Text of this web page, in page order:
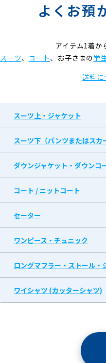
よくお預
アイテム1着か
スーツ、 コート 、お子さまの学
送料に
スーツ上・ジャケット
スーツ下（パンツまたはスカ
ダウンジャケット・ダウンコ
コート / ニットコート
セーター
ワンピース・チュニック
ロングマフラー・ストール・
ワイシャツ (カッターシャツ)